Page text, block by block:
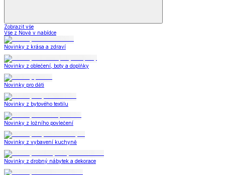
Zobrazit vše
Vše z Nově v nabídce
Novinky z krása a zdraví
Novinky z oblečení, boty a doplňky
Novinky pro děti
Novinky z bytového textilu
Novinky z ložního povlečení
Novinky z vybavení kuchyně
Novinky z drobný nábytek a dekorace